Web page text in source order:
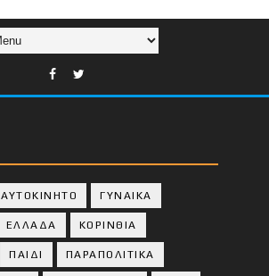
ΑΥΤΟΚΙΝΗΤΟ ΓΥΝΑΙΚΑ
ΕΛΛΑΔΑ ΚΟΡΙΝΘΙΑ
ΠΑΙΔΙ ΠΑΡΑΠΟΛΙΤΙΚΑ